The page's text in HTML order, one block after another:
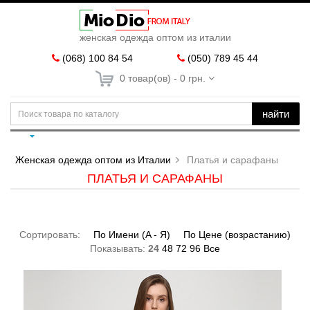
женская одежда оптом из италии
(068) 100 84 54
(050) 789 45 44
0 товар(ов) - 0 грн.
найти
Женская одежда оптом из Италии Платья и сарафаны
ПЛАТЬЯ И САРАФАНЫ
Сортировать: По Имени (A - Я)
По Цене (возрастанию)
Показывать: 24 48 72 96 Все